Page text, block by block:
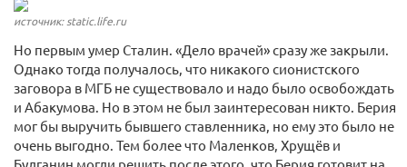
источник: static.life.ru
Но первым умер Сталин. «Дело врачей» сразу же закрыли.
Однако тогда получалось, что никакого сионистского
заговора в МГБ не существовало и надо было освобождать
и Абакумова. Но в этом не был заинтересован никто. Берия
мог бы выручить бывшего ставленника, но ему это было не
очень выгодно. Тем более что Маленков, Хрущёв и